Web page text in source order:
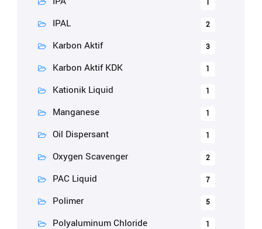
1
IPAL 2
Karbon Aktif 3
Karbon Aktif KDK 1
Kationik Liquid 1
Manganese 1
Oil Dispersant 1
Oxygen Scavenger 2
PAC Liquid 7
Polimer 5
Polyaluminum Chloride 1